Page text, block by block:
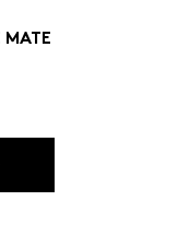
MATE